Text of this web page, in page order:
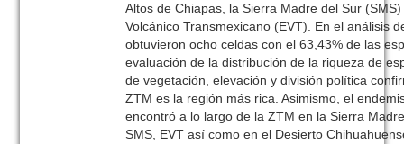
Altos de Chiapas, la Sierra Madre del Sur
Volcánico Transmexicano (EVT). En el análisis
obtuvieron ocho celdas con el 63,43% de las
evaluación de la distribución de la riqueza de
de vegetación, elevación y división política
ZTM es la región más rica. Asimismo, el
encontró a lo largo de la ZTM en la Sierra
SMS, EVT así como en el Desierto